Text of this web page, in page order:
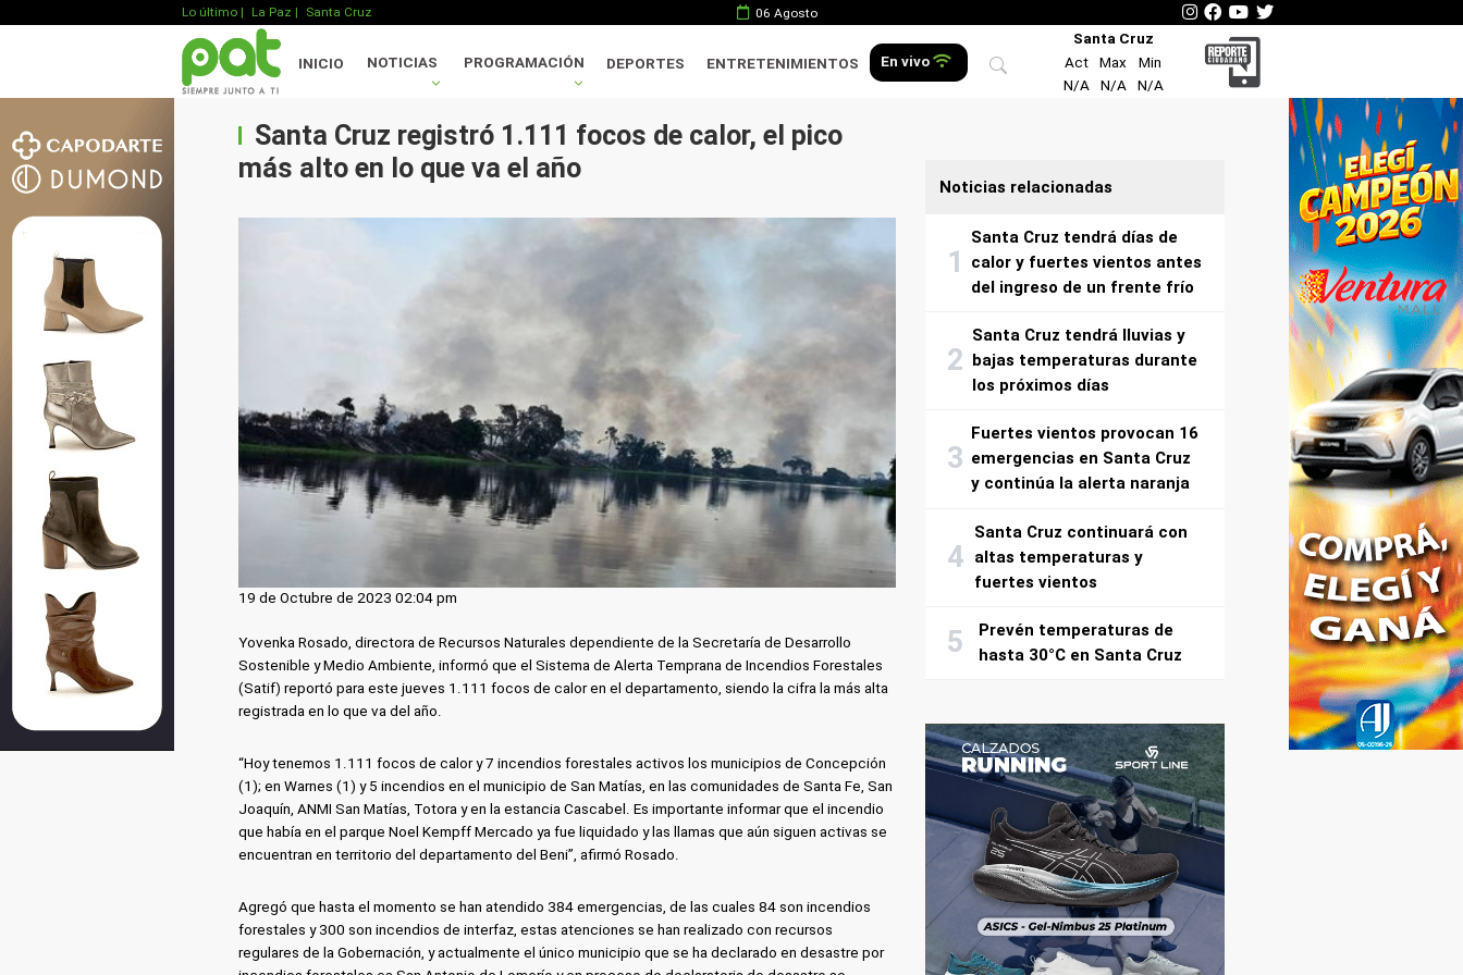
Lo último | La Paz | Santa Cruz 06 Agosto
INICIO NOTICIAS PROGRAMACIÓN DEPORTES ENTRETENIMIENTOS En vivo
Santa Cruz
Act
Max
Min
N/A
N/A N/A
Santa Cruz registró 1.111 focos de calor, el pico
más alto en lo que va el año
19 de Octubre de 2023 02:04 pm
Yovenka Rosado, directora de Recursos Naturales dependiente de la Secretaría de Desarrollo
Sostenible y Medio Ambiente, informó que el Sistema de Alerta Temprana de Incendios Forestales
(Satif) reportó para este jueves 1.111 focos de calor en el departamento, siendo la cifra la más alta
registrada en lo que va del año.
“Hoy tenemos 1.111 focos de calor y 7 incendios forestales activos los municipios de Concepción
(1); en Warnes (1) y 5 incendios en el municipio de San Matías, en las comunidades de Santa Fe, San
Joaquín, ANMI San Matías, Totora y en la estancia Cascabel. Es importante informar que el incendio
que había en el parque Noel Kempff Mercado ya fue liquidado y las llamas que aún siguen activas se
encuentran en territorio del departamento del Beni”, afirmó Rosado.
Agregó que hasta el momento se han atendido 384 emergencias, de las cuales 84 son incendios
forestales y 300 son incendios de interfaz, estas atenciones se han realizado con recursos
regulares de la Gobernación, y actualmente el único municipio que se ha declarado en desastre por
Noticias relacionadas
Santa Cruz tendrá días de
calor y fuertes vientos antes
del ingreso de un frente frío
Santa Cruz tendrá lluvias y
bajas temperaturas durante
los próximos días
Fuertes vientos provocan 16
emergencias en Santa Cruz
y continúa la alerta naranja
Santa Cruz continuará con
altas temperaturas y
fuertes vientos
Prevén temperaturas de
hasta 30°C en Santa Cruz